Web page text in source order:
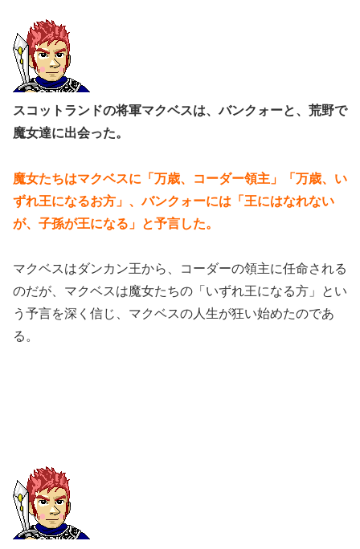
スコットランドの将軍マクベスは、バンクォーと、荒野で
魔女達に出会った。
魔女たちはマクベスに「万歳、コーダー領主」「万歳、い
ずれ王になるお方」、バンクォーには「王にはなれない
が、子孫が王になる」と予言した。
マクベスはダンカン王から、コーダーの領主に任命される
のだが、マクベスは魔女たちの「いずれ王になる方」とい
う予言を深く信じ、マクベスの人生が狂い始めたのであ
る。